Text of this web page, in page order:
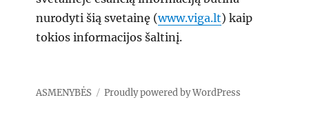
nurodyti šią svetainę (www.viga.lt) kaip
tokios informacijos šaltinį.
ASMENYBĖS Proudly powered by WordPress